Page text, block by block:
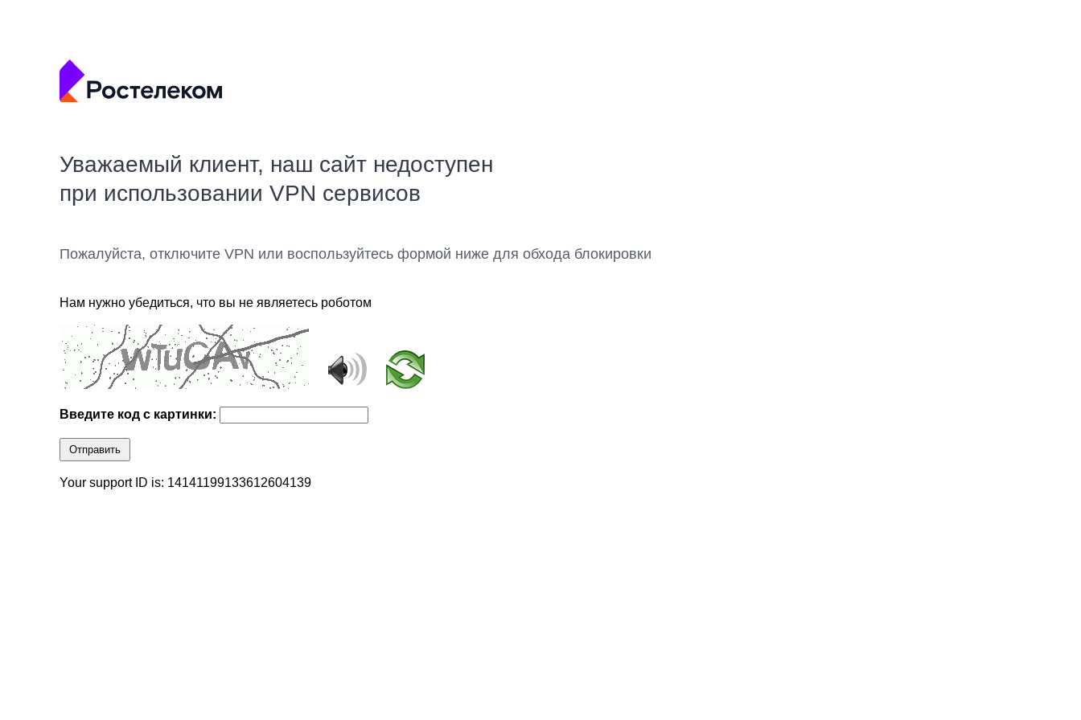
Уважаемый клиент, наш сайт недоступен
при использовании VPN сервисов
Пожалуйста, отключите VPN или воспользуйтесь формой ниже для обхода блокировки
Нам нужно убедиться, что вы не являетесь роботом
Введите код с картинки:
Отправить
Your support ID is: 14141199133612604139